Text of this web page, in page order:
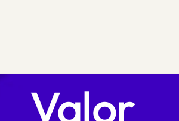
Valor